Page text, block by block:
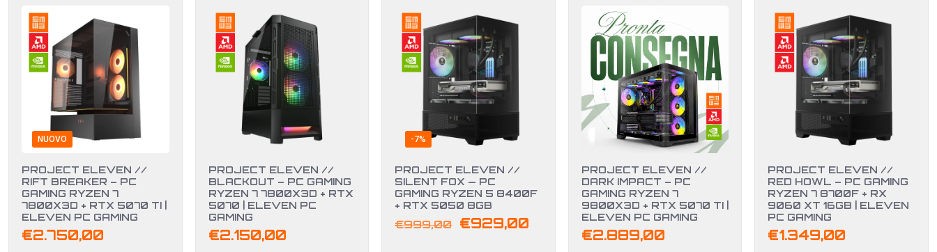
NUOVO
PROJECT ELEVEN //
RIFT BREAKER – PC
GAMING RYZEN 7
7800X3D + RTX 5070 TI |
ELEVEN PC GAMING
€2.750,00
PROJECT ELEVEN //
BLACKOUT – PC GAMING
RYZEN 7 7800X3D + RTX
5070 | ELEVEN PC
GAMING
€2.150,00
-7%
PROJECT ELEVEN //
SILENT FOX — PC
GAMING RYZEN 5 8400F
+ RTX 5050 8GB
€999,00 Il
€929,00
prezzo
PROJECT ELEVEN //
DARK IMPACT – PC
GAMING RYZEN 7
9800X3D + RTX 5070 TI |
ELEVEN PC GAMING
€2.889,00
PROJECT ELEVEN //
RED HOWL – PC GAMING
RYZEN 7 8700F + RX
9060 XT 16GB | ELEVEN
PC GAMING
€1.349,00